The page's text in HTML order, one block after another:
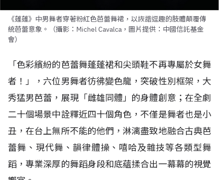
《蓬蓬》中男舞者穿著粉紅色芭蕾舞裙，以詼諧逗趣的肢體顛覆傳
統芭蕾意象。（攝影：Michel Cavalca，圖片提供：中國信託基金
會）
「色彩繽紛的芭蕾舞蓬蓬裙和尖頭鞋不再專屬於女舞
者！」，六位男舞者彷彿變色龍，突破性別框架，大
秀猛男芭蕾，展現「雌雄同體」的身體創意；在全劇
二十個場景中詮釋近四十個角色，不僅是舞者也是小
丑，在台上無所不能的他們，淋漓盡致地融合古典芭
蕾舞、現代舞、韻律體操、嘻哈及雜技等各類型舞
蹈，專業深厚的舞蹈身段和底蘊揉合出一幕幕的視覺